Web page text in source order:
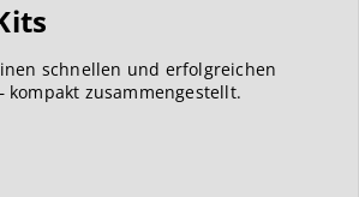
schnellen und erfolgreichen
kompakt zusammengestellt.